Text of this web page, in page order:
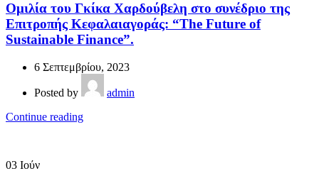
Ομιλία του Γκίκα Χαρδούβελη στο συνέδριο της
Επιτροπής Κεφαλαιαγοράς: “The Future of
Sustainable Finance”.
6 Σεπτεμβρίου, 2023
Posted by
admin
Continue reading
03 Ιούν